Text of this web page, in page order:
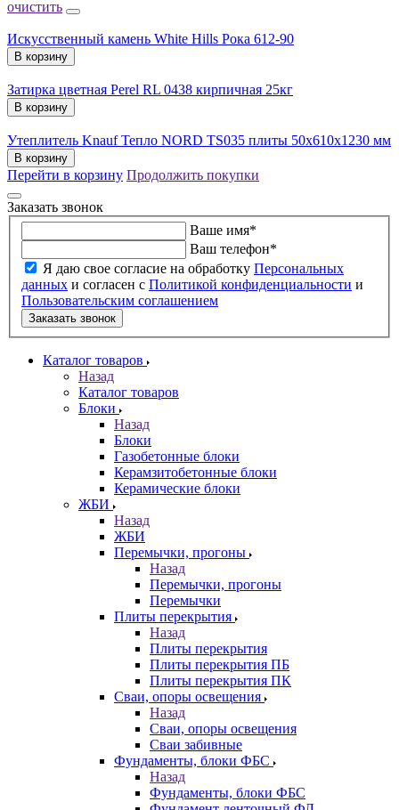
очистить
Искусственный камень White Hills Рока 612-90
В корзину
Затирка цветная Perel RL 0438 кирпичная 25кг
В корзину
Утеплитель Knauf Тепло NORD TS035 плиты 50х610х1230 мм
В корзину
Перейти в корзину Продолжить покупки
Заказать звонок
Ваше имя*
Ваш телефон*
Я даю свое согласие на обработку Персональных
данных и согласен с Политикой конфиденциальности и
Пользовательским соглашением
Заказать звонок
Каталог товаров
Назад
Каталог товаров
Блоки
Назад
Блоки
Газобетонные блоки
Керамзитобетонные блоки
Керамические блоки
ЖБИ
Назад
ЖБИ
Перемычки, прогоны
Назад
Перемычки, прогоны
Перемычки
Плиты перекрытия
Назад
Плиты перекрытия
Плиты перекрытия ПБ
Плиты перекрытия ПК
Сваи, опоры освещения
Назад
Сваи, опоры освещения
Сваи забивные
Фундаменты, блоки ФБС
Назад
Фундаменты, блоки ФБС